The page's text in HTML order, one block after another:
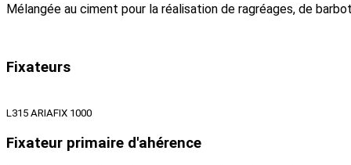
Mélangée au ciment pour la réalisation de ragréages, de
Fixateurs
L315 ARIAFIX 1000
Fixateur primaire d'ahérence